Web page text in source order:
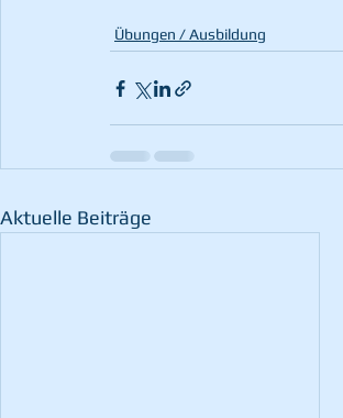
Übungen / Ausbildung
Aktuelle Beiträge